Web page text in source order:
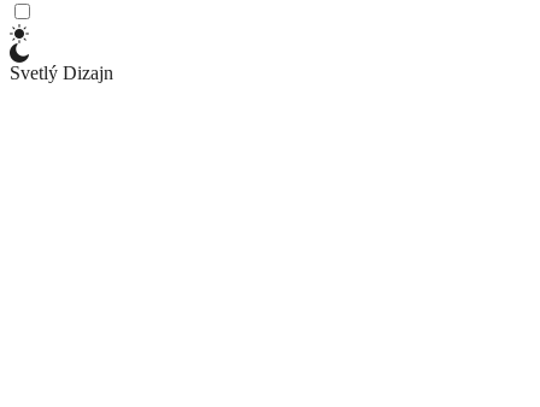
Svetlý Dizajn